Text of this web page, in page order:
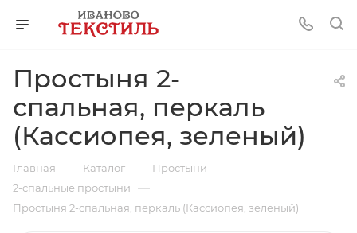
Простыня 2-
спальная, перкаль
(Кассиопея, зеленый)
Главная — Каталог — Простыни —
2-спальные простыни —
Простыня 2-спальная, перкаль (Кассиопея, зеленый)